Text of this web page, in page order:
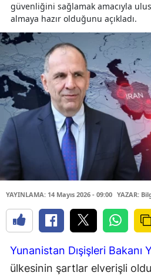
güvenliğini sağlamak amacıyla
almaya hazır olduğunu açıkladı.
YAYINLAMA: 14 Mayıs 2026 - 09:00 YAZAR:
Yunanistan Dışişleri Bakanı
ülkesinin şartlar elverişli